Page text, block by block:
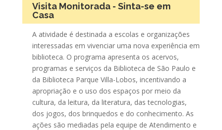
Visita Monitorada - Sinta-se em
Casa
A atividade é destinada a escolas e organizações
interessadas em vivenciar uma nova experiência em
biblioteca. O programa apresenta os acervos,
programas e serviços da Biblioteca de São Paulo e
da Biblioteca Parque Villa-Lobos, incentivando a
apropriação e o uso dos espaços por meio da
cultura, da leitura, da literatura, das tecnologias,
dos jogos, dos brinquedos e do conhecimento. As
ações são mediadas pela equipe de Atendimento e